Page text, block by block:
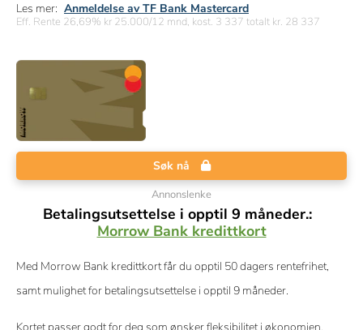
Les mer: Anmeldelse av TF Bank Mastercard
Eff. Rente 26,69% kr 25.000/12 mnd, kost. 3 337 totalt kr. 28 337
Søk nå
Annonslenke
Betalingsutsettelse i opptil 9 måneder.:
Morrow Bank kredittkort
Med Morrow Bank kredittkort får du opptil 50 dagers rentefrihet,
samt mulighet for betalingsutsettelse i opptil 9 måneder.